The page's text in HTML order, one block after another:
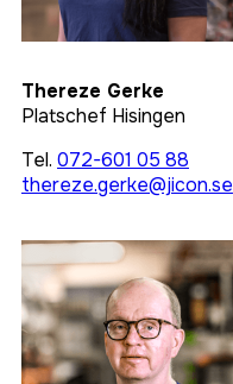
Thereze Gerke
Platschef Hisingen
Tel. 072-601 05 88
thereze.gerke@jicon.se